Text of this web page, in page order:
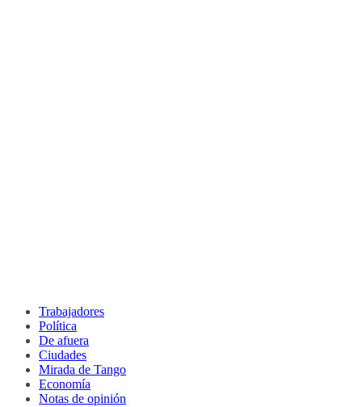
Trabajadores
Política
De afuera
Ciudades
Mirada de Tango
Economía
Notas de opinión